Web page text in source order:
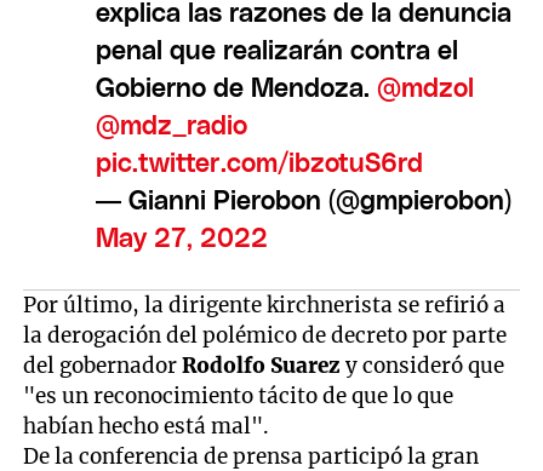
explica las razones de la denuncia
penal que realizarán contra el
Gobierno de Mendoza. @mdzol
@mdz_radio
pic.twitter.com/ibzotuS6rd
— Gianni Pierobon (@gmpierobon)
May 27, 2022
Por último, la dirigente kirchnerista se refirió a
la derogación del polémico de decreto por parte
del gobernadorRodolfo Suarez y consideró que
"es un reconocimiento tácito de que lo que
habían hecho está mal".
De la conferencia de prensa participó la gran